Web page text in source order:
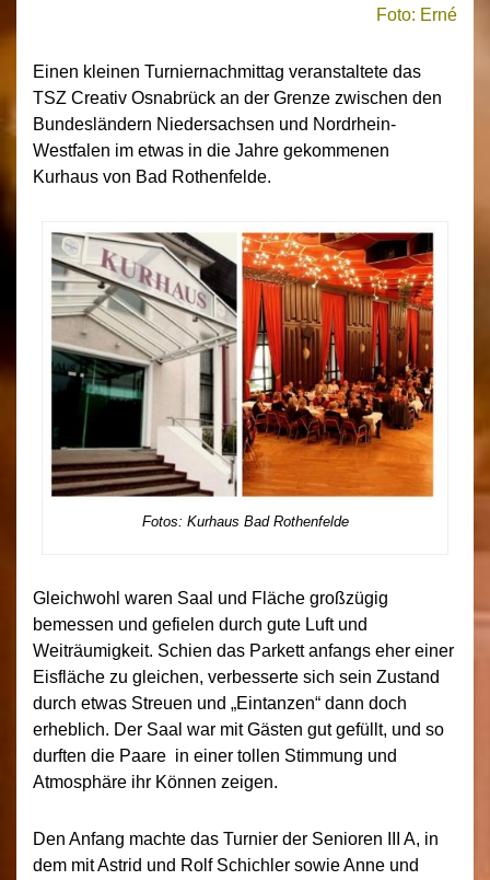
Foto: Erné
Einen kleinen Turniernachmittag veranstaltete das
TSZ Creativ Osnabrück an der Grenze zwischen den
Bundesländern Niedersachsen und Nordrhein-
Westfalen im etwas in die Jahre gekommenen
Kurhaus von Bad Rothenfelde.
Fotos: Kurhaus Bad Rothenfelde
Gleichwohl waren Saal und Fläche großzügig
bemessen und gefielen durch gute Luft und
Weiträumigkeit. Schien das Parkett anfangs eher einer
Eisfläche zu gleichen, verbesserte sich sein Zustand
durch etwas Streuen und „Eintanzen“ dann doch
erheblich. Der Saal war mit Gästen gut gefüllt, und so
durften die Paare in einer tollen Stimmung und
Atmosphäre ihr Können zeigen.
Den Anfang machte das Turnier der Senioren III A, in
dem mit Astrid und Rolf Schichler sowie Anne und